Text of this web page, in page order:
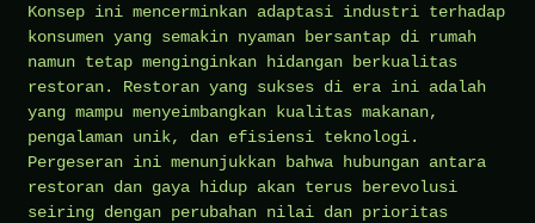
Konsep ini mencerminkan adaptasi industri terhadap
konsumen yang semakin nyaman bersantap di rumah
namun tetap menginginkan hidangan berkualitas
restoran. Restoran yang sukses di era ini adalah
yang mampu menyeimbangkan kualitas makanan,
pengalaman unik, dan efisiensi teknologi.
Pergeseran ini menunjukkan bahwa hubungan antara
restoran dan gaya hidup akan terus berevolusi
seiring dengan perubahan nilai dan prioritas